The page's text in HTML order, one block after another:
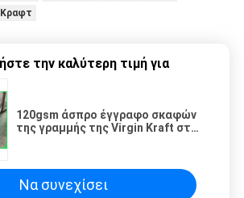
την καλύτερη τιμή για
120gsm άσπρο έγγραφο σκαφών
της γραμμής της Virgin Kraft στο
Να συνεχίσει